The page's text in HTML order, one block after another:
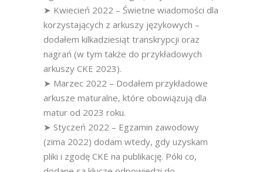
➤ Kwiecień 2022 – Świetne wiadomości dla
korzystających z arkuszy językowych –
dodałem kilkadziesiąt transkrypcji oraz
nagrań (w tym także do przykładowych
arkuszy CKE 2023).
➤ Marzec 2022 – Dodałem przykładowe
arkusze maturalne, które obowiązują dla
matur od 2023 roku.
➤ Styczeń 2022 – Egzamin zawodowy
(zima 2022) dodam wtedy, gdy uzyskam
pliki i zgodę CKE na publikację. Póki co,